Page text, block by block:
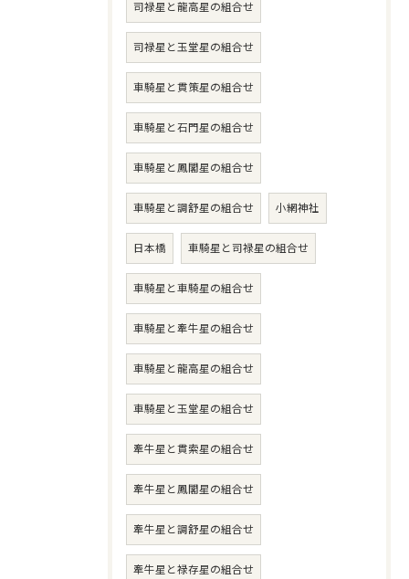
司禄星と龍高星の組合せ
司禄星と玉堂星の組合せ
車騎星と貫策星の組合せ
車騎星と石門星の組合せ
車騎星と鳳閣星の組合せ
車騎星と調舒星の組合せ 小網神社
日本橋 車騎星と司禄星の組合せ
車騎星と車騎星の組合せ
車騎星と牽牛星の組合せ
車騎星と龍高星の組合せ
車騎星と玉堂星の組合せ
牽牛星と貫索星の組合せ
牽牛星と鳳閣星の組合せ
牽牛星と調舒星の組合せ
牽牛星と禄存星の組合せ